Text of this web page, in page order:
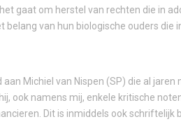
gaat om herstel van rechten die in
van hun biologische ouders die
Michiel van Nispen (SP) die al jaren
ook namens mij, enkele kritische
Dit is inmiddels ook schriftelijk